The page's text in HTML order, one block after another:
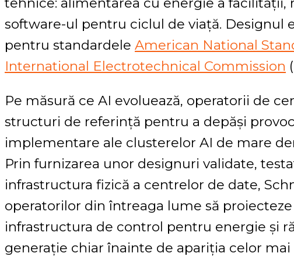
software-ul pentru ciclul de viață. Designul
pentru standardele American National
International Electrotechnical Commission
Pe măsură ce AI evoluează, operatorii de
structuri de referință pentru a depăși
implementare ale clusterelor AI de mare
Prin furnizarea unor designuri validate,
infrastructura fizică a centrelor de date,
operatorilor din întreaga lume să
infrastructura de control pentru energie și
generație chiar înainte de apariția celor